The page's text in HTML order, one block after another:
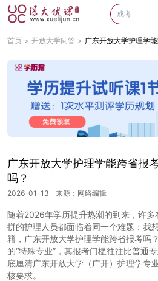
首页 开放大学问答 广东开放大学护理学
广东开放大学护理学能跨省报
吗？
2026-01-13 来源：网络编辑
随着2026年学历提升热潮的到来，许
拼的护理人员都面临着同一个难题：我
籍，广东开放大学护理学能跨省报考吗
的“特殊专业”，其报考门槛往往比普通
底厘清广东开放大学（广开）护理学专
核要求。